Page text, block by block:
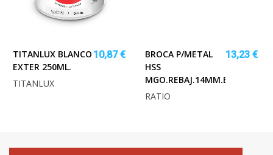
TITANLUX BLANCO
EXTER 250ML.
10,87 €
TITANLUX
BROCA P/METAL
HSS
MGO.REBAJ.14MM.BSA.RAT
13,23 €
RATIO